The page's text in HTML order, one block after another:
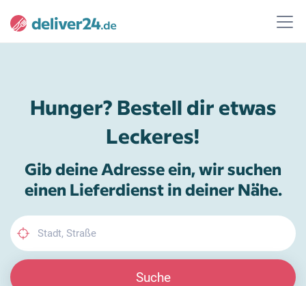
Hunger? Bestell dir etwas
Leckeres!
Gib deine Adresse ein, wir suchen
einen Lieferdienst in deiner Nähe.
Suche